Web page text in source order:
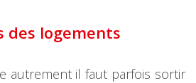
des logements
autrement il faut parfois sortir